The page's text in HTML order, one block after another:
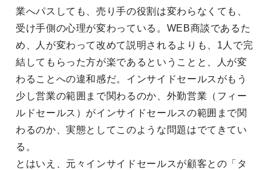
業へパスしても、売り手の役割は変わらなくても、
受け手側の心理が変わっている。WEB商談であるた
め、人が変わって改めて説明されるよりも、1人で完
結してもらった方が楽であるということと、人が変
わることへの違和感だ。インサイドセールスがもう
少し営業の範囲まで関わるのか、外勤営業（フィー
ルドセールス）がインサイドセールスの範囲まで関
わるのか、実態としてこのような問題はでてきてい
る。
とはいえ、元々インサイドセールスが顧客との「タ